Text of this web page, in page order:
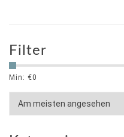
Filter
Min: €0